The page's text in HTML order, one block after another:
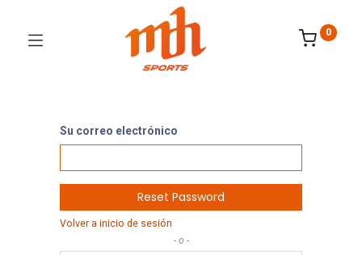
0
Su correo electrónico
Reset Password
Volver a inicio de sesión
- o -